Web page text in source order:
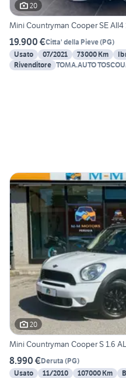
20
Mini Countryman Cooper SE All4
19.900 €Citta' della Pieve(PG)
Usato
07/2021 73000 Km
Rivenditore TOMA.AUTO
20
Mini Countryman Cooper S 1.6
8.990 €Deruta (PG)
Usato
11/2010 107000 Km